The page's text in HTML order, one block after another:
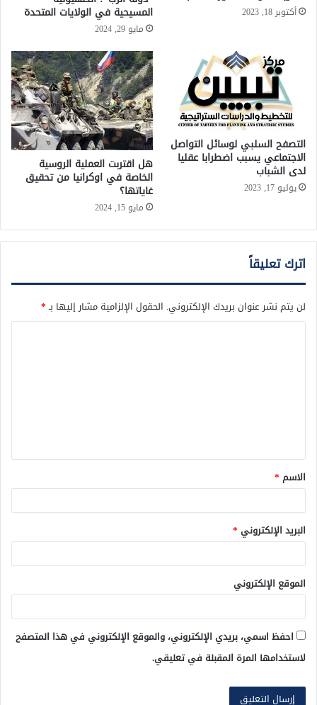
أكتوبر 18, 2023 المسيحية في الولايات المتحدة
مايو 29, 2024
التصفح السلبي لوسائل التواصل
الاجتماعي يسبب اضطرابا عقليا
لدى الشباب
يوليو 17, 2023
هل اقتربت العملية الروسية
الخاصة في اوكرانيا من تحقيق
غاياتها؟
مايو 15, 2024
اترك تعليقاً
لن يتم نشر عنوان بريدك الإلكتروني. الحقول الإلزامية مشار إليها بـ*
ق
*
الاسم *
البريد الإلكتروني *
الموقع الإلكتروني
احفظ اسمي، بريدي الإلكتروني، والموقع الإلكتروني في هذا المتصفح
لاستخدامها المرة المقبلة في تعليقي.